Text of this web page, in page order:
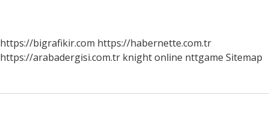
Kadınlar
Kulübü
https://bigrafikir.com https://habernette.com.tr
https://arabadergisi.com.tr knight online nttgame Sitemap